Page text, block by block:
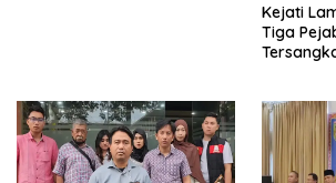
Kejati
Tiga